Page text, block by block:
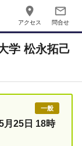
place
アクセス
mail_outline
問合せ
学 松永拓己
月25日 18時
一般